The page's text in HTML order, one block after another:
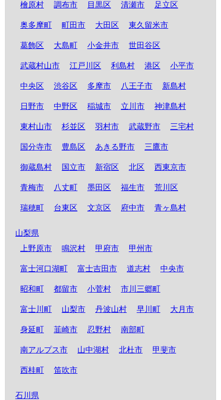
檜原村 調布市 目黒区 清瀬市 足立区
奥多摩町 町田市 大田区 東久留米市
葛飾区 大島町 小金井市 世田谷区
武蔵村山市 江戸川区 利島村 港区 小平市
中央区 渋谷区 多摩市 八王子市 新島村
日野市 中野区 稲城市 立川市 神津島村
東村山市 杉並区 羽村市 武蔵野市 三宅村
国分寺市 豊島区 あきる野市 三鷹市
御蔵島村 国立市 新宿区 北区 西東京市
青梅市 八丈町 墨田区 福生市 荒川区
瑞穂町 台東区 文京区 府中市 青ヶ島村
山梨県
上野原市
鳴沢村 甲府市 甲州市
富士河口湖町 富士吉田市 道志村 中央市
昭和町 都留市 小菅村 市川三郷町
富士川町 山梨市 丹波山村 早川町 大月市
身延町 韮崎市 忍野村 南部町
南アルプス市 山中湖村 北杜市 甲斐市
西桂町 笛吹市
石川県